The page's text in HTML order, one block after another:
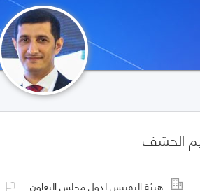
الحشف
هيئة التقييس لدول مجلس التعاون